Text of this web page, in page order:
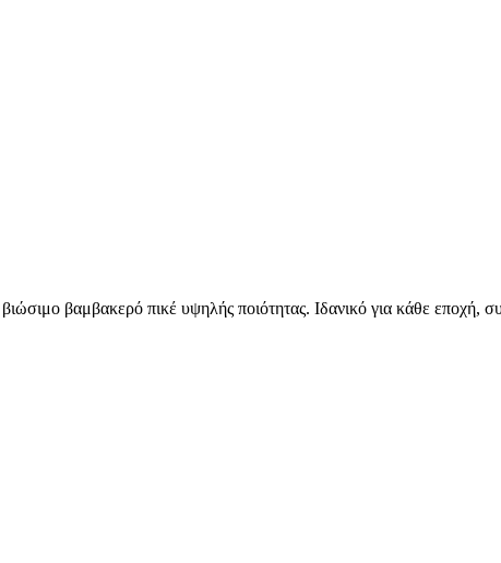
βαμβακερό πικέ υψηλής ποιότητας. Ιδανικό για κάθε εποχή,